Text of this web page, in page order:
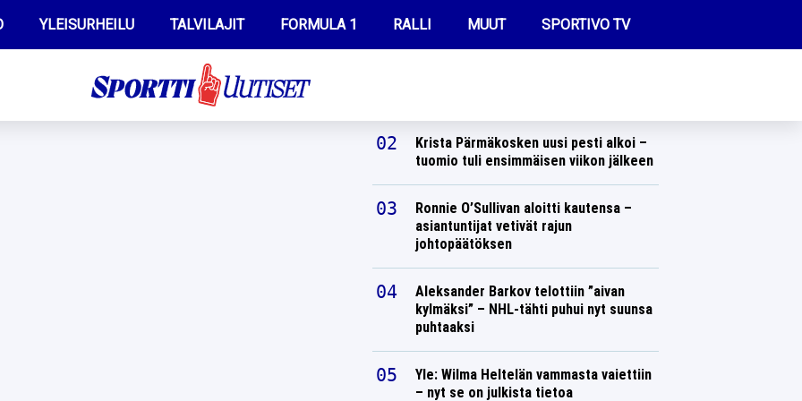
YLEISURHEILU TALVILAJIT FORMULA 1 RALLI MUUT
KAMPPAILU
SPORTIVO TV
Krista Pärmäkosken uusi pesti alkoi –
tuomio tuli ensimmäisen viikon jälkeen
Ronnie O’Sullivan aloitti kautensa –
asiantuntijat vetivät rajun
johtopäätöksen
Aleksander Barkov telottiin ”aivan
kylmäksi” – NHL-tähti puhui nyt suunsa
puhtaaksi
Yle: Wilma Heltelän vammasta vaiettiin
– nyt se on julkista tietoa